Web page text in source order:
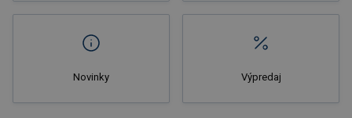
Novinky Výpredaj